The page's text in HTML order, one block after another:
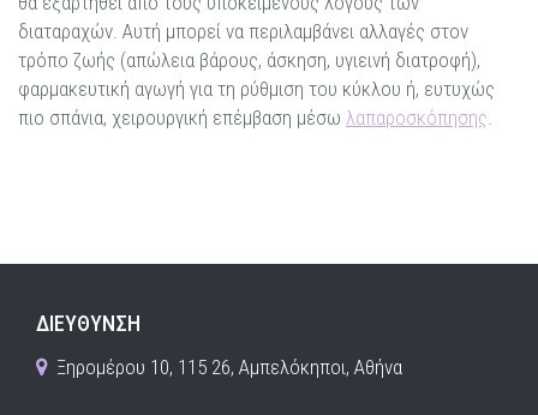
διαταραχών. Αυτή μπορεί να περιλαμβάνει αλλαγές στον
τρόπο ζωής (απώλεια βάρους, άσκηση, υγιεινή διατροφή),
φαρμακευτική αγωγή για τη ρύθμιση του κύκλου ή, ευτυχώς
πιο σπάνια, χειρουργική επέμβαση μέσω λαπαροσκόπησης.
ΔΙΕΥΘΥΝΣΗ
Ξηρομέρου 10, 115 26, Αμπελόκηποι, Αθήνα